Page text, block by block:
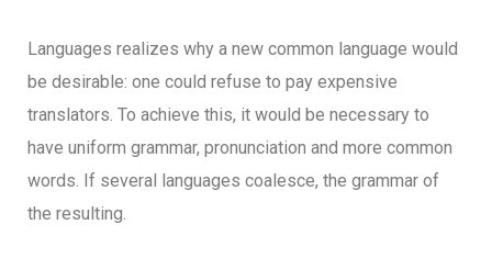
Languages realizes why a new common language would
be desirable: one could refuse to pay expensive
translators. To achieve this, it would be necessary to
have uniform grammar, pronunciation and more common
words. If several languages coalesce, the grammar of
the resulting.